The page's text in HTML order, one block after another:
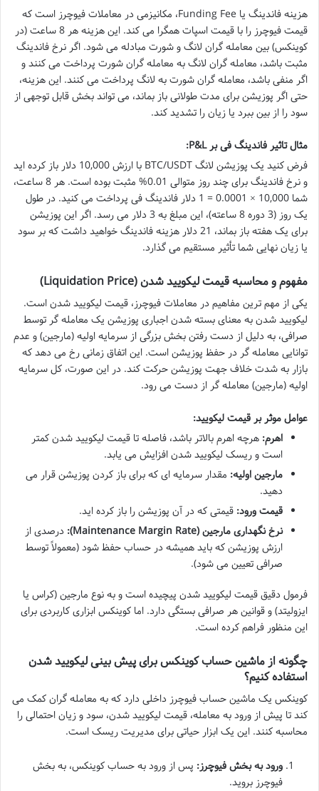
هزینه فاندینگ یا Funding Fee، مکانیزمی در معاملات فیوچرز است که
قیمت فیوچرز را با قیمت اسپات همگرا می کند. این هزینه هر 8 ساعت (در
کوینکس) بین معامله گران لانگ و شورت مبادله می شود. اگر نرخ فاندینگ
مثبت باشد، معامله گران لانگ به معامله گران شورت پرداخت می کنند و
اگر منفی باشد، معامله گران شورت به لانگ پرداخت می کنند. این هزینه،
حتی اگر پوزیشن برای مدت طولانی باز بماند، می تواند بخش قابل توجهی از
سود را از بین ببرد یا زیان را تشدید کند.
مثال تاثیر فاندینگ فی بر P&L:
فرض کنید یک پوزیشن لانگ BTC/USDT با ارزش 10,000 دلار باز کرده اید
و نرخ فاندینگ برای چند روز متوالی 0.01% مثبت بوده است. هر 8 ساعت،
شما 10,000 × 0.0001 = 1 دلار فاندینگ فی پرداخت می کنید. در طول
یک روز (3 دوره 8 ساعته)، این مبلغ به 3 دلار می رسد. اگر این پوزیشن
برای یک هفته باز بماند، 21 دلار هزینه فاندینگ خواهید داشت که بر سود
یا زیان نهایی شما تأثیر مستقیم می گذارد.
مفهوم و محاسبه قیمت لیکویید شدن (Liquidation Price)
یکی از مهم ترین مفاهیم در معاملات فیوچرز، قیمت لیکویید شدن است.
لیکویید شدن به معنای بسته شدن اجباری پوزیشن یک معامله گر توسط
صرافی، به دلیل از دست رفتن بخش بزرگی از سرمایه اولیه (مارجین) و عدم
توانایی معامله گر در حفظ پوزیشن است. این اتفاق زمانی رخ می دهد که
بازار به شدت خلاف جهت پوزیشن حرکت کند. در این صورت، کل سرمایه
اولیه (مارجین) معامله گر از دست می رود.
عوامل موثر بر قیمت لیکویید:
اهرم: هرچه اهرم بالاتر باشد، فاصله تا قیمت لیکویید شدن کمتر
است و ریسک لیکویید شدن افزایش می یابد.
مارجین اولیه: مقدار سرمایه ای که برای باز کردن پوزیشن قرار می
دهید.
قیمت ورود: قیمتی که در آن پوزیشن را باز کرده اید.
نرخ نگهداری مارجین (Maintenance Margin Rate):
درصدی از
ارزش پوزیشن که باید همیشه در حساب حفظ شود (معمولاً توسط
صرافی تعیین می شود).
فرمول دقیق قیمت لیکویید شدن پیچیده است و به نوع مارجین (کراس یا
ایزولیتد) و قوانین هر صرافی بستگی دارد. اما کوینکس ابزاری کاربردی برای
این منظور فراهم کرده است.
چگونه از ماشین حساب کوینکس برای پیش بینی لیکویید شدن
استفاده کنیم؟
کوینکس یک ماشین حساب فیوچرز داخلی دارد که به معامله گران کمک می
کند تا پیش از ورود به معامله، قیمت لیکویید شدن، سود و زیان احتمالی را
محاسبه کنند. این یک ابزار حیاتی برای مدیریت ریسک است.
ورود به بخش فیوچرز: پس از ورود به حساب کوینکس، به بخش
فیوچرز بروید.